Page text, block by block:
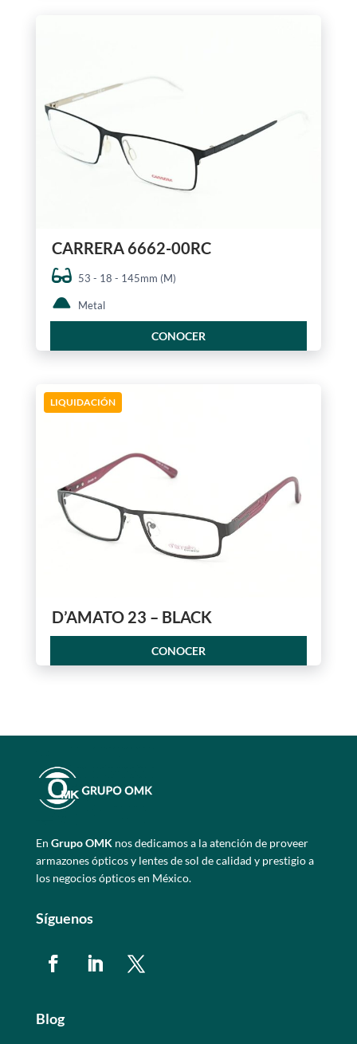
CARRERA 6662-00RC
53 - 18 - 145mm (M)
Metal
CONOCER
LIQUIDACIÓN
D’AMATO 23 – BLACK
CONOCER
En Grupo OMKnos dedicamos a la atención de proveer
armazones ópticos y lentes de sol de calidad y prestigio a
los negocios ópticos en México.
Síguenos
Blog